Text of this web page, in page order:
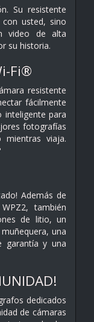
Su resistente
usted, sino
video de alta
su historia.
Fi®
resistente
fácilmente
inteligente para
fotografías
viaja.
Además de
también
de litio, un
una
garantía y una
dedicados
de cámaras